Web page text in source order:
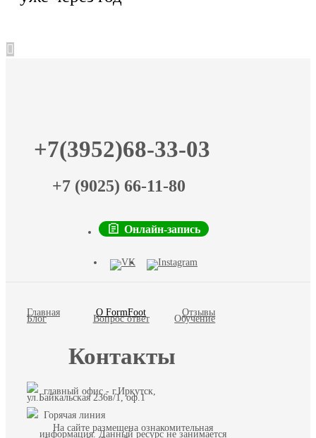
+7(3952)68-33-03
+7 (9025) 66-11-80
Онлайн-запись
Главная О FormFoot Отзывы
Блог Вопрос ответ Обучение
Контакты
главный офис - г.Иркутск,
ул.Байкальская 236в/1, оф.1
Горячая линия
На сайте размещена ознакомительная
информация. Данный ресурс не занимается